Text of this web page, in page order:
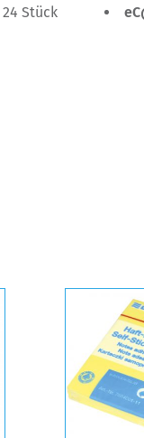
24 Stück